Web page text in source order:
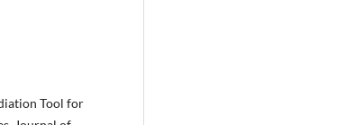
Tool for